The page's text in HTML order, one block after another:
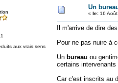
aux vrais sens
Un
« le:16 Août
Il m'arrive de dire
Pour ne pas nuire à
Un bureau ou
certains
Car c'est inscrits au